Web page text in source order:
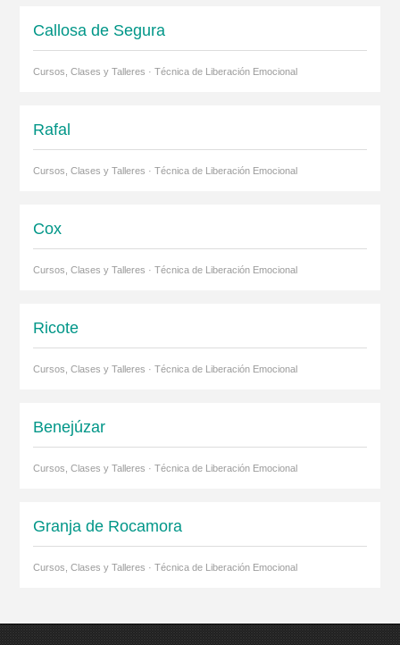
Callosa de Segura
Cursos, Clases y Talleres · Técnica de Liberación Emocional
Rafal
Cursos, Clases y Talleres · Técnica de Liberación Emocional
Cox
Cursos, Clases y Talleres · Técnica de Liberación Emocional
Ricote
Cursos, Clases y Talleres · Técnica de Liberación Emocional
Benejúzar
Cursos, Clases y Talleres · Técnica de Liberación Emocional
Granja de Rocamora
Cursos, Clases y Talleres · Técnica de Liberación Emocional